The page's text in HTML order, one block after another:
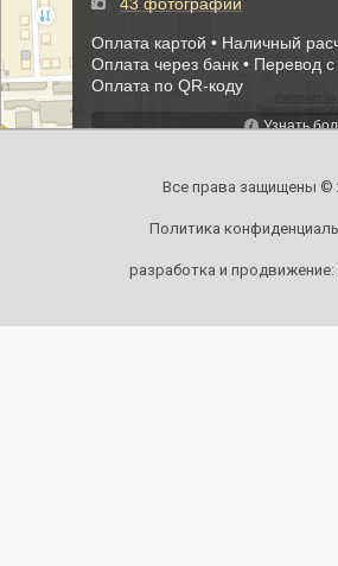
Все права защищены ©
Политика
разработка и продвижение: